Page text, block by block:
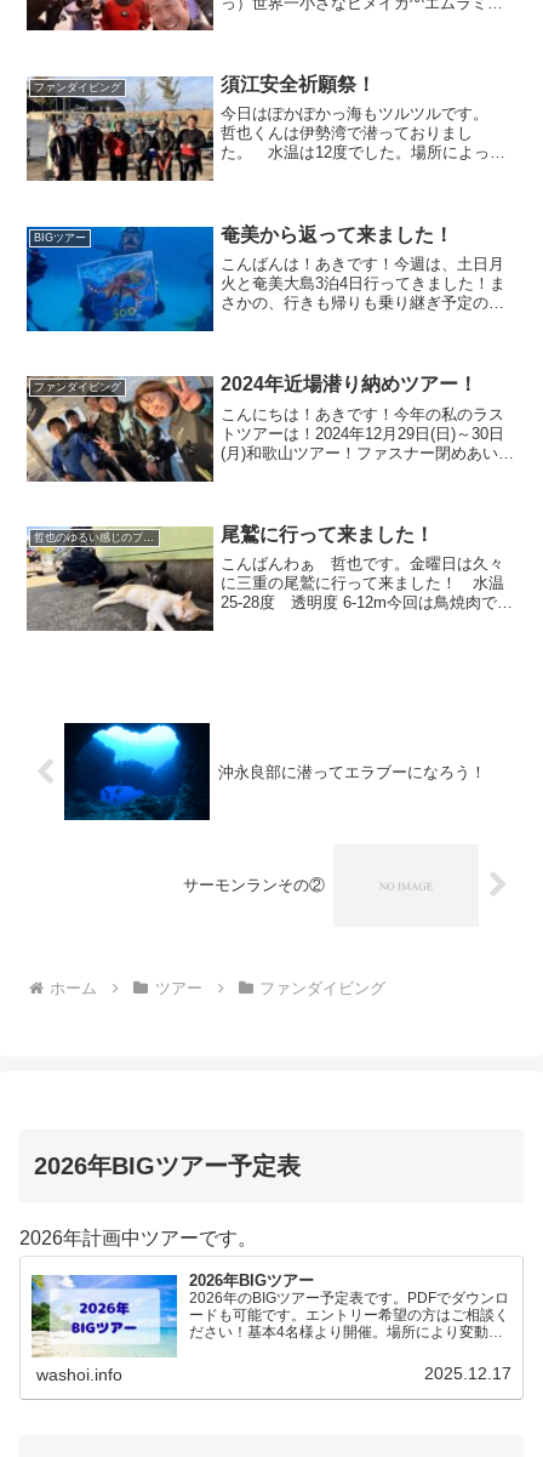
けてくれてまし...
ファンダイビング 須江安全祈願祭！
今日はぽかぽかっ海もツルツルです。
哲也くんは伊勢湾で潜っておりまし
た。 水温は12度でした。場所によって
ってもらっていた須江の...
BIGツアー 奄美から返って来ました！
こんばんは！あきです！今週は、土日月
火と奄美大島3泊4日行ってきました！ま
さかの、行きも帰りも乗り継ぎ予定の鹿
張りました！タマ...
ファンダイビング 2024年近場潜り納めツアー！
こんにちは！あきです！今年の私のラス
トツアーは！2024年12月29日(日)～30日
(月)和歌山ツアー！ファスナー閉めあいっ
面影...
哲也のゆるい感じのブログ 尾鷲に行って来ました！
こんばんわぁ 哲也です。金曜日は久々
に三重の尾鷲に行って来ました！ 水温
25-28度 透明度 6-12m今回は鳥焼肉では
沖永良部に潜ってエラブーになろう！
サーモンランその②
ホーム ツアー ファンダイビング
2026年BIGツアー予定表
2026年計画中ツアーです。
2026年BIGツアー
2026年のBIGツアー予定表です。PDFでダウンロ
ードも可能です。エントリー希望の方はご相談く
ださい！基本4名様より開催。場所により変動あ
（12.19更新）ダウンロードPDFでアップロード
washoi.info 2025.12.17